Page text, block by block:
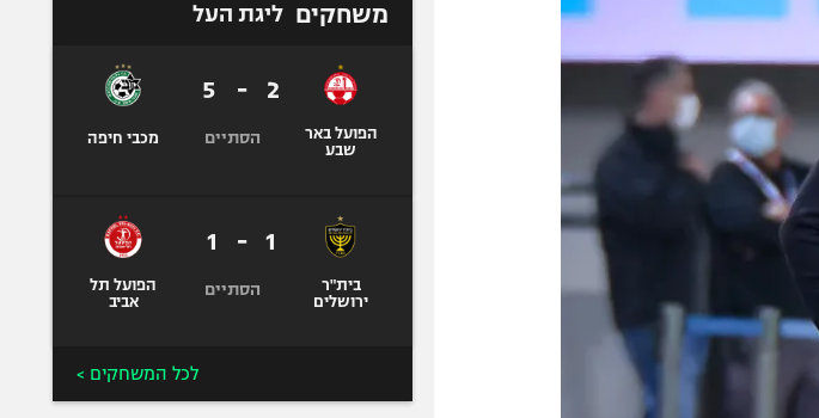
משחקים ליגת העל
הפועל באר
שבע
2
-
5
הסתיים מכבי חיפה
בית"ר
ירושלים
1
-
1
הסתיים
הפועל תל
אביב
לכל המשחקים >